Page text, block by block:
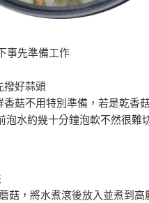
事先準備工作
撥好蒜頭
香菇不用特別準備，若是乾香
泡水約幾十分鐘泡軟不然很難
菇，將水煮滾後放入並煮到高